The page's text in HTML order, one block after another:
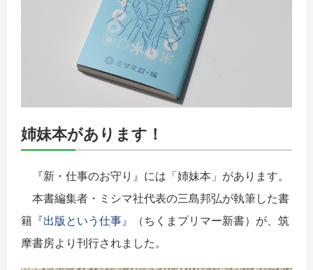
姉妹本があります！
『新・仕事のお守り』には「姉妹本」があります。
本書編集者・ミシマ社代表の三島邦弘が執筆した書
籍 『出版という仕事』
（ちくまプリマー新書）が、筑
摩書房より刊行されました。